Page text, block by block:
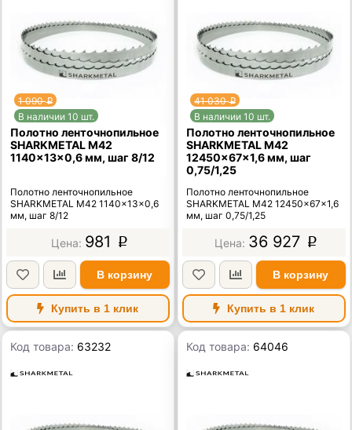
1 090p
В наличии 10 шт.
Полотно ленточнопильное
SHARKMETAL M42
1140×13×0,6 мм, шаг 8/12
Полотно ленточнопильное
SHARKMETAL M42 1140×13×0,6
мм, шаг 8/12
981 p
В корзину
Купить в 1 клик
41 030p
В наличии 10 шт.
Полотно ленточнопильное
SHARKMETAL M42
12450×67×1,6 мм, шаг
0,75/1,25
Полотно ленточнопильное
SHARKMETAL M42 12450×67×1,6
мм, шаг 0,75/1,25
36 927 p
В корзину
Купить в 1 клик
Код товара: 63232 Код товара: 64046